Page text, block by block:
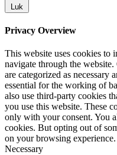
Luk
Privacy Overview
This website uses cookies to
navigate through the
are categorized as necessary
essential for the working of
also use third-party cookies
you use this website. These
only with your consent. You
cookies. But opting out of
on your browsing experience.
Necessary